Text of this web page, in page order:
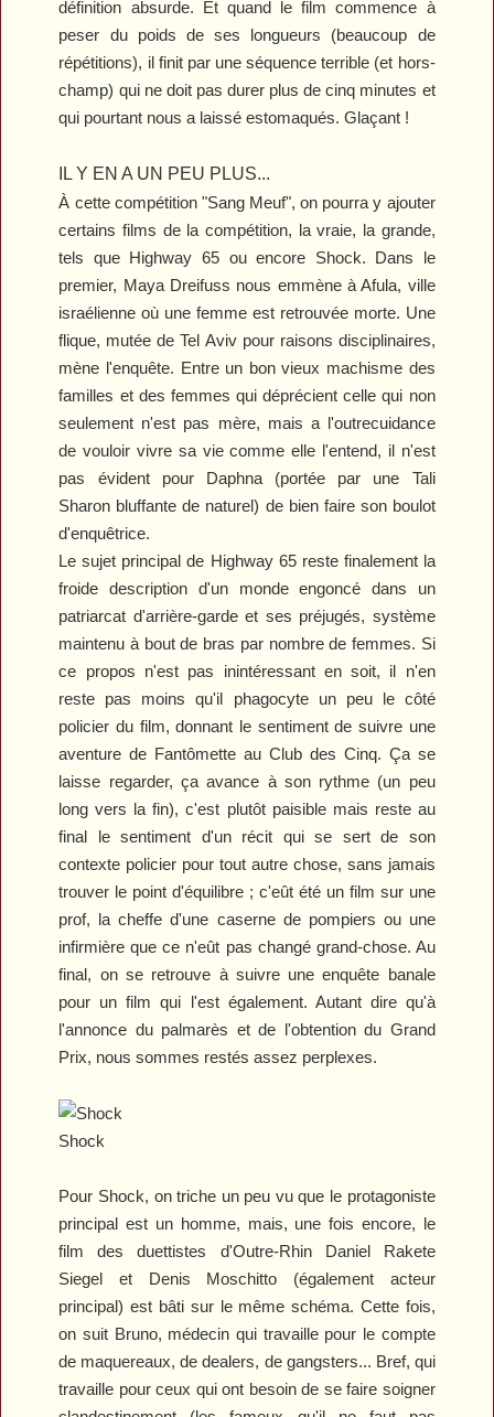
définition absurde. Et quand le film commence à
peser du poids de ses longueurs (beaucoup de
répétitions), il finit par une séquence terrible (et hors-
champ) qui ne doit pas durer plus de cinq minutes et
qui pourtant nous a laissé estomaqués. Glaçant !
IL Y EN A UN PEU PLUS...
À cette compétition "Sang Meuf", on pourra y ajouter
certains films de la compétition, la vraie, la grande,
tels que Highway 65ou encore Shock. Dans le
premier, Maya Dreifuss nous emmène à Afula, ville
israélienne où une femme est retrouvée morte. Une
flique, mutée de Tel Aviv pour raisons disciplinaires,
mène l'enquête. Entre un bon vieux machisme des
familles et des femmes qui déprécient celle qui non
seulement n'est pas mère, mais a l'outrecuidance
de vouloir vivre sa vie comme elle l'entend, il n'est
pas évident pour Daphna (portée par une Tali
Sharon bluffante de naturel) de bien faire son boulot
d'enquêtrice.
Le sujet principal de Highway 65reste finalement la
froide description d'un monde engoncé dans un
patriarcat d'arrière-garde et ses préjugés, système
maintenu à bout de bras par nombre de femmes. Si
ce propos n'est pas inintéressant en soit, il n'en
reste pas moins qu'il phagocyte un peu le côté
policier du film, donnant le sentiment de suivre une
aventure de Fantômette au Club des Cinq. Ça se
laisse regarder, ça avance à son rythme (un peu
long vers la fin), c'est plutôt paisible mais reste au
final le sentiment d'un récit qui se sert de son
contexte policier pour tout autre chose, sans jamais
trouver le point d'équilibre ; c'eût été un film sur une
prof, la cheffe d'une caserne de pompiers ou une
infirmière que ce n'eût pas changé grand-chose. Au
final, on se retrouve à suivre une enquête banale
pour un film qui l'est également. Autant dire qu'à
l'annonce du palmarès et de l'obtention du Grand
Prix, nous sommes restés assez perplexes.
Shock
Pour Shock, on triche un peu vu que le protagoniste
principal est un homme, mais, une fois encore, le
film des duettistes d'Outre-Rhin Daniel Rakete
Siegel et Denis Moschitto (également acteur
principal) est bâti sur le même schéma. Cette fois,
on suit Bruno, médecin qui travaille pour le compte
de maquereaux, de dealers, de gangsters... Bref, qui
travaille pour ceux qui ont besoin de se faire soigner